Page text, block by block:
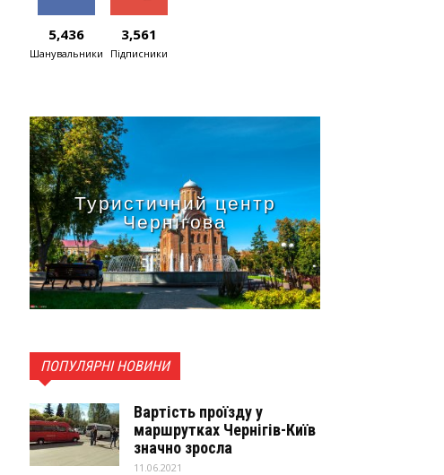
5,436
Шанувальники
3,561
Підписники
Туристичний центр
Чернігова
ПОПУЛЯРНІ НОВИНИ
Вартість проїзду у
маршрутках Чернігів-Київ
значно зросла
11.06.2021